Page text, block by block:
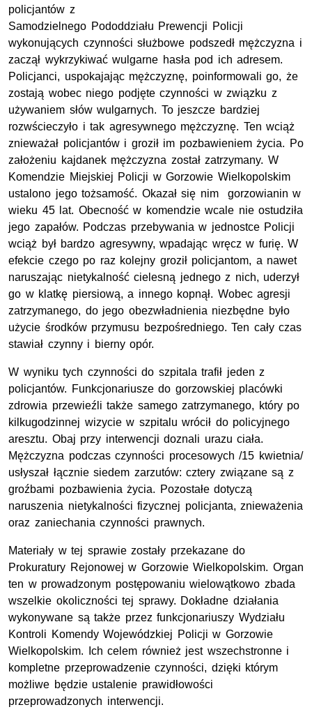
policjantów z
Samodzielnego Pododdziału Prewencji Policji
wykonujących czynności służbowe podszedł mężczyzna i
zaczął wykrzykiwać wulgarne hasła pod ich adresem.
Policjanci, uspokajając mężczyznę, poinformowali go, że
zostają wobec niego podjęte czynności w związku z
używaniem słów wulgarnych. To jeszcze bardziej
rozwścieczyło i tak agresywnego mężczyznę. Ten wciąż
znieważał policjantów i groził im pozbawieniem życia. Po
założeniu kajdanek mężczyzna został zatrzymany. W
Komendzie Miejskiej Policji w Gorzowie Wielkopolskim
ustalono jego tożsamość. Okazał się nim gorzowianin w
wieku 45 lat. Obecność w komendzie wcale nie ostudziła
jego zapałów. Podczas przebywania w jednostce Policji
wciąż był bardzo agresywny, wpadając wręcz w furię. W
efekcie czego po raz kolejny groził policjantom, a nawet
naruszając nietykalność cielesną jednego z nich, uderzył
go w klatkę piersiową, a innego kopnął. Wobec agresji
zatrzymanego, do jego obezwładnienia niezbędne było
użycie środków przymusu bezpośredniego. Ten cały czas
stawiał czynny i bierny opór.
W wyniku tych czynności do szpitala trafił jeden z
policjantów. Funkcjonariusze do gorzowskiej placówki
zdrowia przewieźli także samego zatrzymanego, który po
kilkugodzinnej wizycie w szpitalu wrócił do policyjnego
aresztu. Obaj przy interwencji doznali urazu ciała.
Mężczyzna podczas czynności procesowych /15 kwietnia/
usłyszał łącznie siedem zarzutów: cztery związane są z
groźbami pozbawienia życia. Pozostałe dotyczą
naruszenia nietykalności fizycznej policjanta, znieważenia
oraz zaniechania czynności prawnych.
Materiały w tej sprawie zostały przekazane do
Prokuratury Rejonowej w Gorzowie Wielkopolskim. Organ
ten w prowadzonym postępowaniu wielowątkowo zbada
wszelkie okoliczności tej sprawy. Dokładne działania
wykonywane są także przez funkcjonariuszy Wydziału
Kontroli Komendy Wojewódzkiej Policji w Gorzowie
Wielkopolskim. Ich celem również jest wszechstronne i
kompletne przeprowadzenie czynności, dzięki którym
możliwe będzie ustalenie prawidłowości
przeprowadzonych interwencji.